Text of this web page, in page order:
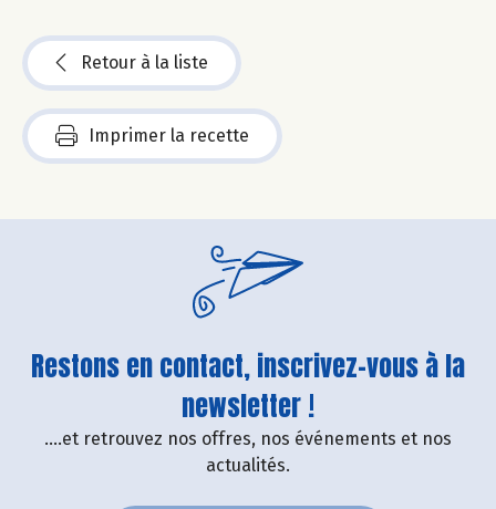
Retour à la liste
Imprimer la recette
Restons en contact, inscrivez-vous à la
newsletter !
....et retrouvez nos offres, nos événements et nos
actualités.